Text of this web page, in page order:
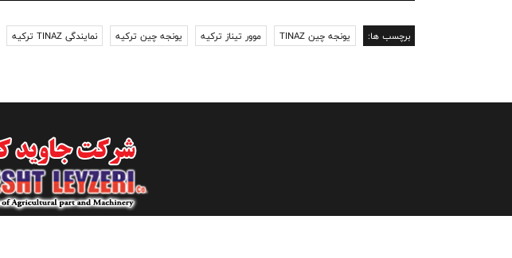
برچسب ها: یونجه چین TINAZ موور تیناز ترکیه یونجه چین ترکیه نمایندگی TINAZ ترکیه